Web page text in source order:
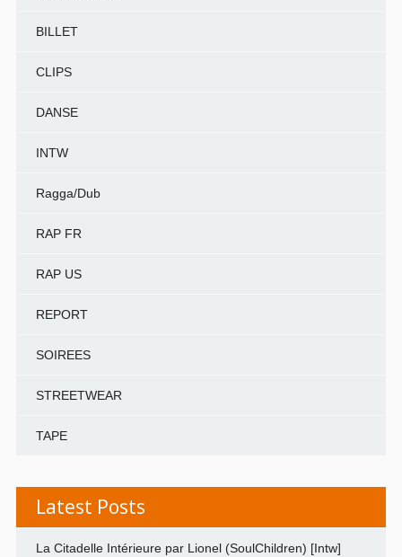
BILLET
CLIPS
DANSE
INTW
Ragga/Dub
RAP FR
RAP US
REPORT
SOIREES
STREETWEAR
TAPE
Latest Posts
La Citadelle Intérieure par Lionel (SoulChildren) [Intw]